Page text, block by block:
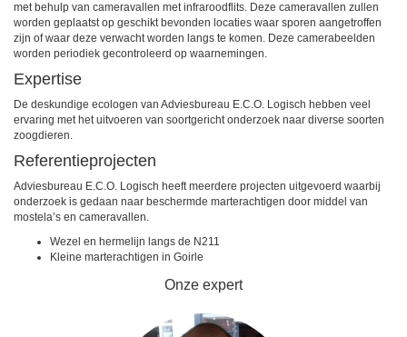
met behulp van cameravallen met infraroodflits. Deze cameravallen zullen
worden geplaatst op geschikt bevonden locaties waar sporen aangetroffen
zijn of waar deze verwacht worden langs te komen. Deze camerabeelden
worden periodiek gecontroleerd op waarnemingen.
Expertise
De deskundige ecologen van Adviesbureau E.C.O. Logisch hebben veel
ervaring met het uitvoeren van soortgericht onderzoek naar diverse soorten
zoogdieren.
Referentieprojecten
Adviesbureau E.C.O. Logisch heeft meerdere projecten uitgevoerd waarbij
onderzoek is gedaan naar beschermde marterachtigen door middel van
mostela’s en cameravallen.
Wezel en hermelijn langs de N211
Kleine marterachtigen in Goirle
Onze expert